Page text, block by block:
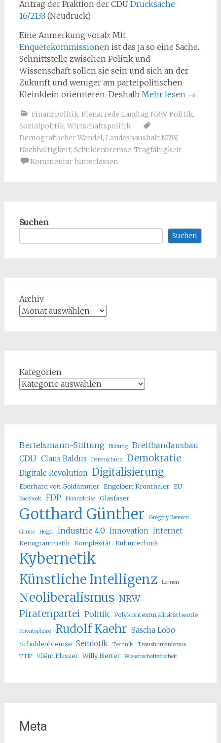
Antrag der Fraktion der CDU Drucksache
16/2133(Neudruck)
Eine Anmerkung vorab: Mit
Enquetekommissionenist das ja so eine Sache.
Schnittstelle zwischen Politik und
Wissenschaft sollen sie sein und sich an der
Zukunft und weniger am parteipolitischen
Kleinklein orientieren. Deshalb Mehr lesen →
Finanzpolitik, Plenarrede Landtag NRW, Politik,
Sozialpolitik, Wirtschaftspolitik
Demografischer Wandel, Landeshaushalt NRW,
Nachhaltigkeit, Schuldenbremse, Tragfähigkeit
Kommentar hinterlassen
Suchen
Suchen
Archiv
Kategorien
Bertelsmann-Stiftung Bildung
Breitbandausbau
CDU Claus Baldus Datenschutz Demokratie
Digitale Revolution Digitalisierung
Eberhard von Goldammer Engelbert Kronthaler EU
Facebook FDP Finanzkrise Glasfaser
Gotthard Günther Gregory Bateson
Grüne Hegel Industrie 4.0 Innovation Internet
Kenogrammatik Komplexität Kulturtechnik
Kybernetik
Künstliche Intelligenz Lernen
Neoliberalismus NRW
Piratenpartei Politik Polykontexturalitätstheorie
Privatsphäre Rudolf Kaehr Sascha Lobo
Schuldenbremse Semiotik Technik
Transhumanismus
TTIP
Vilém Flusser Willy Bierter Wissenschaftsfreiheit
Meta